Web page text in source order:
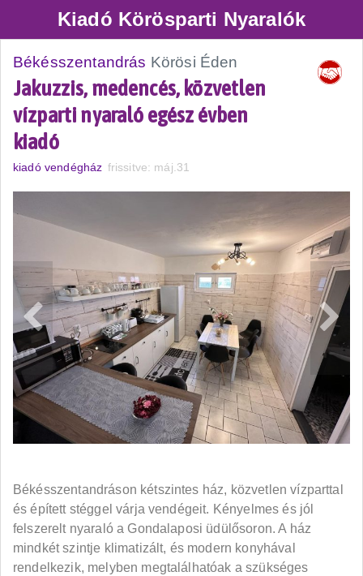
Kiadó Körösparti Nyaralók
Békésszentandrás Körösi Éden
Jakuzzis, medencés, közvetlen
vízparti nyaraló egész évben
kiadó
kiadó vendégház frissitve: máj.31
Békésszentandráson kétszintes ház, közvetlen vízparttal
és épített stéggel várja vendégeit. Kényelmes és jól
felszerelt nyaraló a Gondalaposi üdülősoron. A ház
mindkét szintje klimatizált, és modern konyhával
rendelkezik, melyben megtalálhatóak a szükséges